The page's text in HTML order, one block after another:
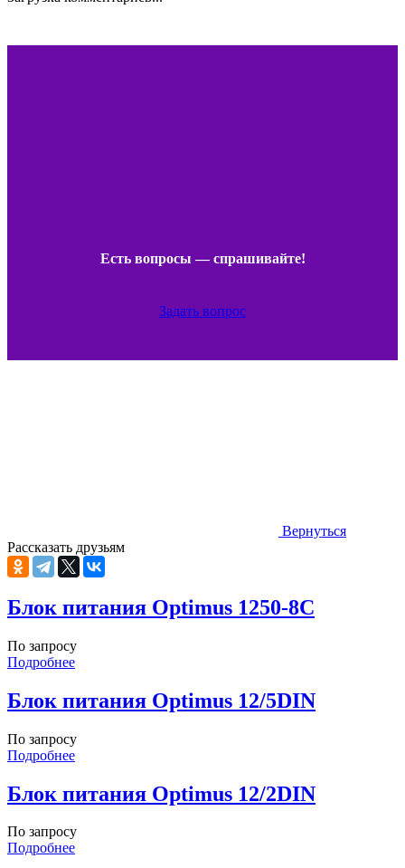
Есть вопросы — спрашивайте!
Задать вопрос
Вернуться
Рассказать друзьям
Блок питания Optimus 1250-8C
По запросу
Подробнее
Блок питания Optimus 12/5DIN
По запросу
Подробнее
Блок питания Optimus 12/2DIN
По запросу
Подробнее